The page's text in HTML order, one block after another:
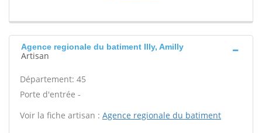
Agence regionale du batiment Illy, Amilly
Artisan
Département: 45
Porte d'entrée -
Voir la fiche artisan : Agence regionale du batiment